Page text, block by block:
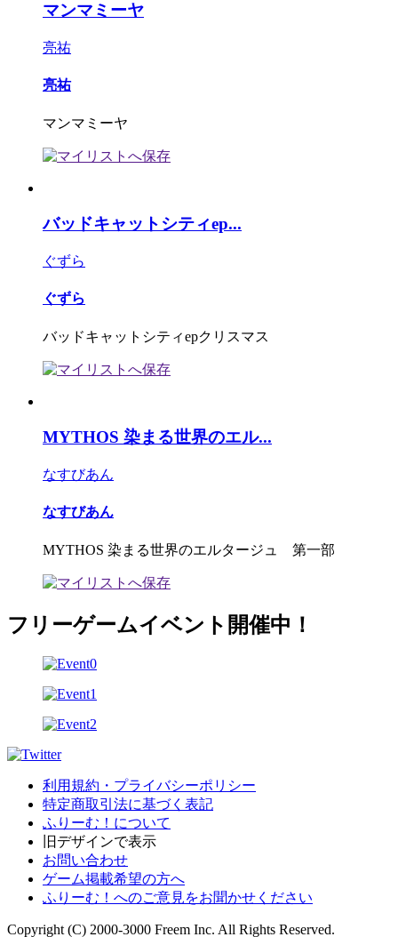
マンマミーヤ
亮祐
亮祐
マンマミーヤ
バッドキャットシティep...
ぐずら
ぐずら
バッドキャットシティepクリスマス
MYTHOS 染まる世界のエル...
なすびあん
なすびあん
MYTHOS 染まる世界のエルタージュ 第一部
フリーゲームイベント開催中！
利用規約・プライバシーポリシー
特定商取引法に基づく表記
ふりーむ！について
旧デザインで表示
お問い合わせ
ゲーム掲載希望の方へ
ふりーむ！へのご意見をお聞かせください
Copyright (C) 2000-3000 Freem Inc. All Rights Reserved.